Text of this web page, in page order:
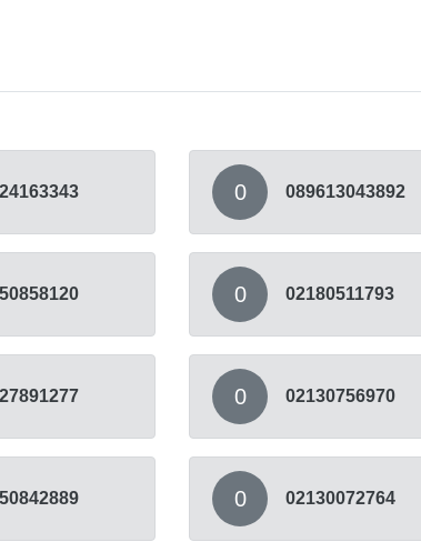
0 089613043892
0 02180511793
0 02130756970
0 02130072764